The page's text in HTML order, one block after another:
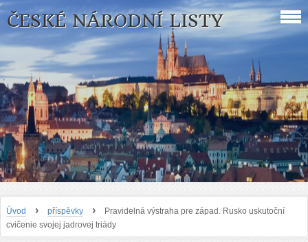
ČESKÉ NÁRODNÍ LISTY
Úvod › příspěvky ›
Pravidelná výstraha pre západ. Rusko uskutoční
cvičenie svojej jadrovej triády